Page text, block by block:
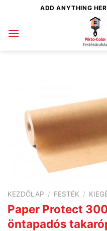
content
ADD ANYTHING
KEZDŐLAP / FESTÉK /
Paper Protect
öntapadós